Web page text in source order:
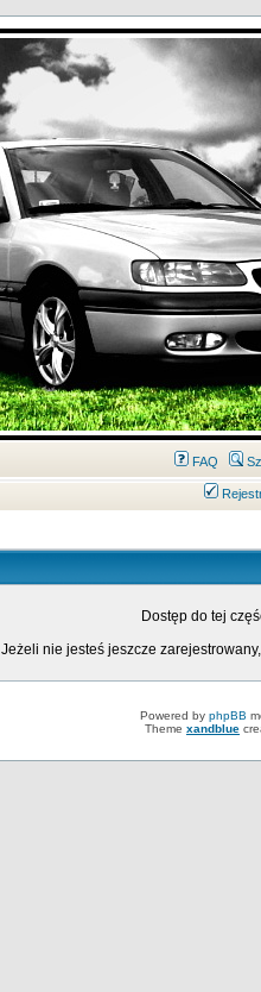
FAQ
Dostęp do tej
Jeżeli nie jesteś jeszcze
Powered by phpBB
Theme xandblue